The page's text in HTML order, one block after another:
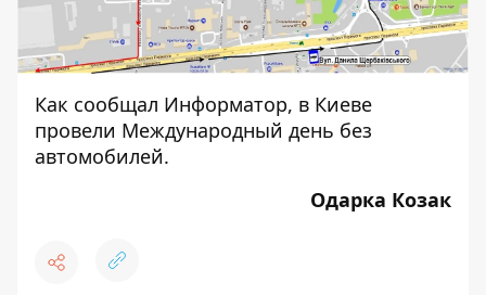
Как сообщал Информатор, в Киеве
провели Международный день без
автомобилей.
Одарка Козак